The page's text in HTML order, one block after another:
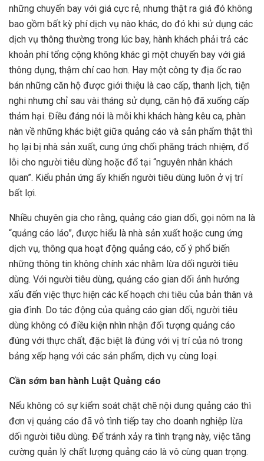
những chuyến bay với giá cực rẻ, nhưng thật ra giá đó không
bao gồm bất kỳ phí dịch vụ nào khác, do đó khi sử dụng các
dịch vụ thông thường trong lúc bay, hành khách phải trả các
khoản phí tổng cộng không khác gì một chuyến bay với giá
thông dụng, thậm chí cao hơn. Hay một công ty địa ốc rao
bán những căn hộ được giới thiệu là cao cấp, thanh lịch, tiện
nghi nhưng chỉ sau vài tháng sử dụng, căn hộ đã xuống cấp
thảm hại. Điều đáng nói là mỗi khi khách hàng kêu ca, phàn
nàn về những khác biệt giữa quảng cáo và sản phẩm thật thì
họ lại bị nhà sản xuất, cung ứng chối phăng trách nhiệm, đổ
lỗi cho người tiêu dùng hoặc đổ tại “nguyên nhân khách
quan”. Kiểu phản ứng ấy khiến người tiêu dùng luôn ở vị trí
bất lợi.
Nhiều chuyên gia cho rằng, quảng cáo gian dối, gọi nôm na là
“quảng cáo láo”, được hiểu là nhà sản xuất hoặc cung ứng
dịch vụ, thông qua hoạt động quảng cáo, cố ý phổ biến
những thông tin không chính xác nhằm lừa dối người tiêu
dùng. Với người tiêu dùng, quảng cáo gian dối ảnh hưởng
xấu đến việc thực hiện các kế hoạch chi tiêu của bản thân và
gia đình. Do tác động của quảng cáo gian dối, người tiêu
dùng không có điều kiện nhìn nhận đối tượng quảng cáo
đúng với thực chất, đặc biệt là đúng với vị trí của nó trong
bảng xếp hạng với các sản phẩm, dịch vụ cùng loại.
Cần sớm ban hành Luật Quảng cáo
Nếu không có sự kiểm soát chặt chẽ nội dung quảng cáo thì
đơn vị quảng cáo đã vô tình tiếp tay cho doanh nghiệp lừa
dối người tiêu dùng. Để tránh xảy ra tình trạng này, việc tăng
cường quản lý chất lượng quảng cáo là vô cùng quan trọng.